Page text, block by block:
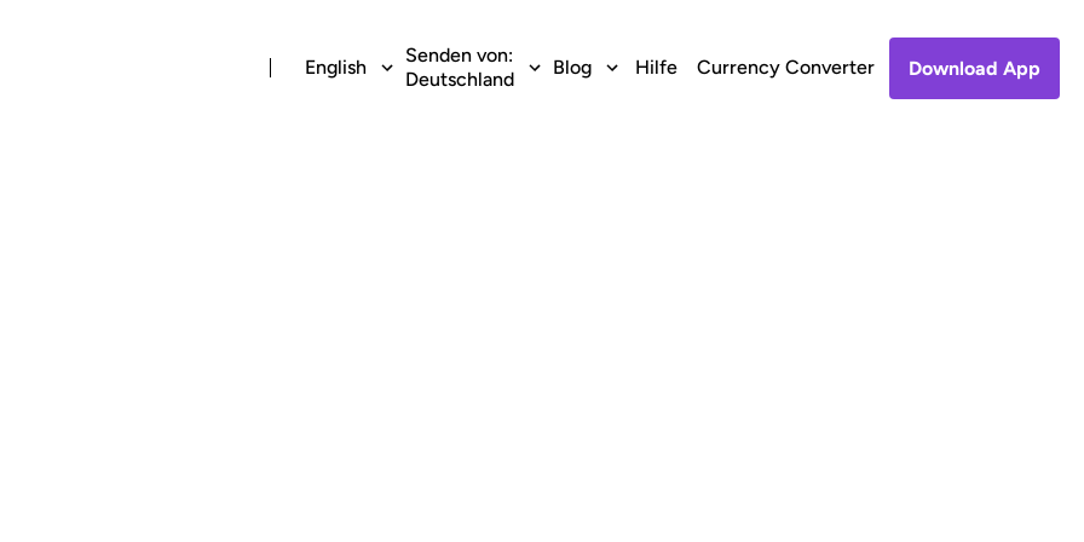
English
Senden von:
Deutschland
Blog Hilfe Currency Converter Download App